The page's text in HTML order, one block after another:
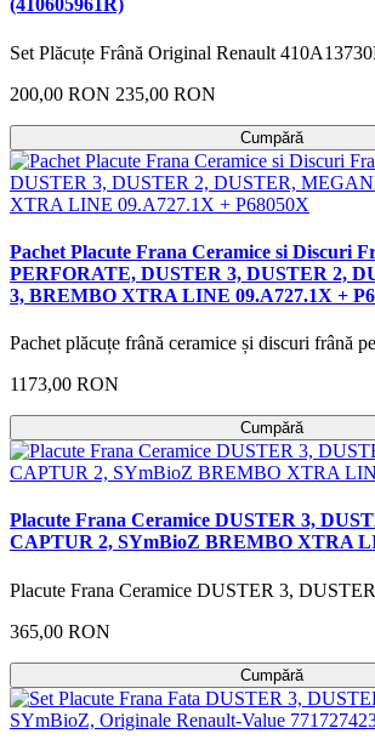
(410605961R)
Set Plăcuțe Frână Original Renault
200,00 RON 235,00 RON
Cumpără
Pachet Placute Frana Ceramice si Discuri
PERFORATE, DUSTER 3, DUSTER 2,
3, BREMBO XTRA LINE 09.A727.1X +
Pachet plăcuțe frână ceramice și discuri frână
1173,00 RON
Cumpără
Placute Frana Ceramice DUSTER 3,
CAPTUR 2, SYmBioZ BREMBO XTRA
Placute Frana Ceramice DUSTER 3,
365,00 RON
Cumpără